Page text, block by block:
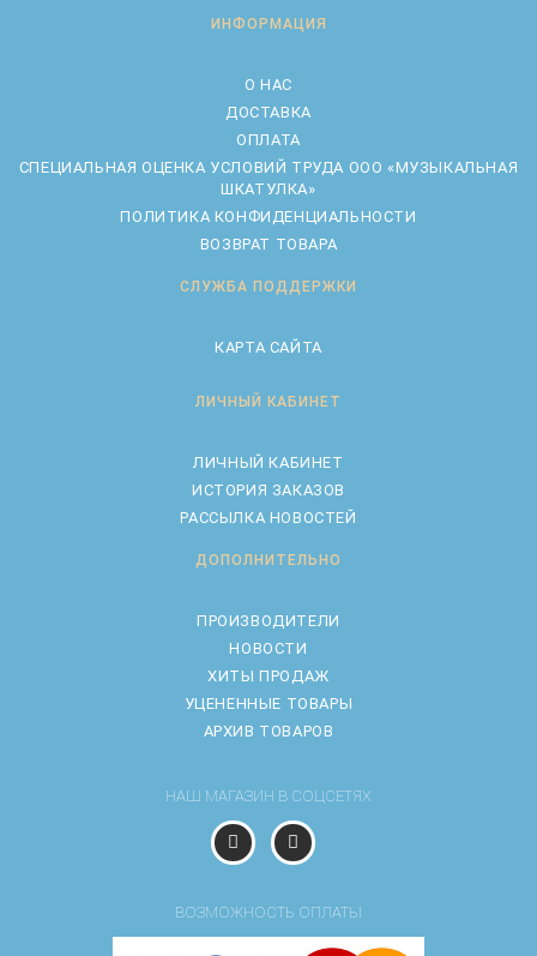
ИНФОРМАЦИЯ
О НАС
ДОСТАВКА
ОПЛАТА
CПЕЦИАЛЬНАЯ ОЦЕНКА УСЛОВИЙ ТРУДА ООО «МУЗЫКАЛЬНАЯ
ШКАТУЛКА»
ПОЛИТИКА КОНФИДЕНЦИАЛЬНОСТИ
ВОЗВРАТ ТОВАРА
СЛУЖБА ПОДДЕРЖКИ
КАРТА САЙТА
ЛИЧНЫЙ КАБИНЕТ
ЛИЧНЫЙ КАБИНЕТ
ИСТОРИЯ ЗАКАЗОВ
РАССЫЛКА НОВОСТЕЙ
ДОПОЛНИТЕЛЬНО
ПРОИЗВОДИТЕЛИ
НОВОСТИ
ХИТЫ ПРОДАЖ
УЦЕНЕННЫЕ ТОВАРЫ
АРХИВ ТОВАРОВ
НАШ МАГАЗИН В СОЦСЕТЯХ
ВОЗМОЖНОСТЬ ОПЛАТЫ